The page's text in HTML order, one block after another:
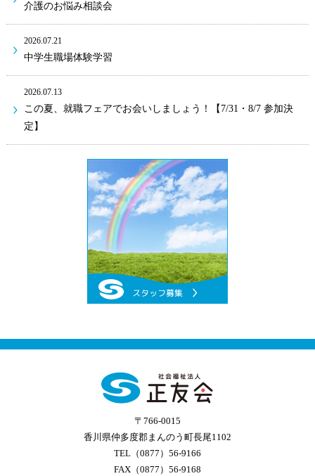
介護のお悩み相談会
2026.07.21
中学生職場体験学習
2026.07.13
この夏、就職フェアでお会いしましょう！【7/31・8/7 参加決
定】
〒766-0015
香川県仲多度郡まんのう町長尾1102
TEL（0877）56-9166
FAX（0877）56-9168